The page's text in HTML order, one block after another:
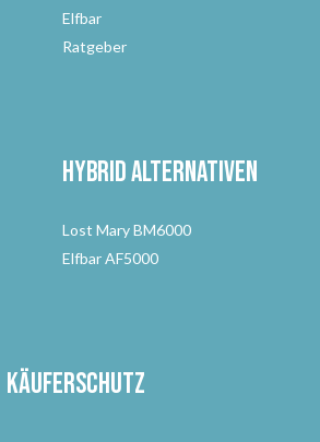
Elfbar
Ratgeber
Hybrid Alternativen
Lost Mary BM6000
Elfbar AF5000
Käuferschutz